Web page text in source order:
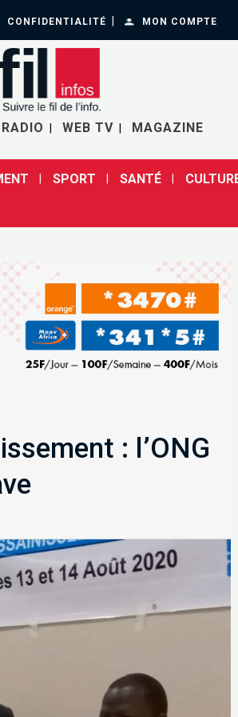
CONFIDENTIALITÉ MON COMPTE
WEB TV MAGAZINE
SPORT SANTÉ
: l’ONG